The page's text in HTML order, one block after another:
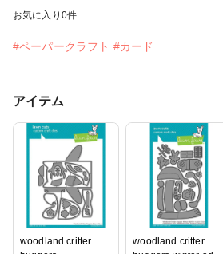
お気に入り 0件
#ペーパークラフト #カード
アイテム
woodland critter
woodland critter